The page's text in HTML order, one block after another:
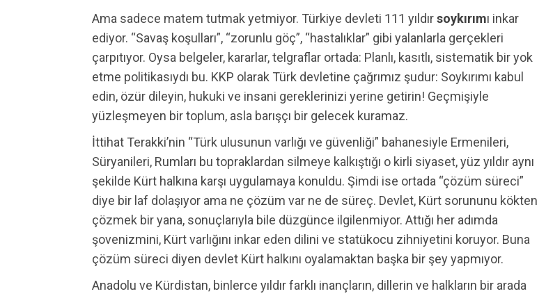
Ama sadece matem tutmak yetmiyor. Türkiye devleti 111 yıldırsoykırımı inkar
ediyor. “Savaş koşulları”, “zorunlu göç”, “hastalıklar” gibi yalanlarla gerçekleri
çarpıtıyor. Oysa belgeler, kararlar, telgraflar ortada: Planlı, kasıtlı, sistematik bir yok
etme politikasıydı bu. KKP olarak Türk devletine çağrımız şudur: Soykırımı kabul
edin, özür dileyin, hukuki ve insani gereklerinizi yerine getirin! Geçmişiyle
yüzleşmeyen bir toplum, asla barışçı bir gelecek kuramaz.
İttihat Terakki’nin “Türk ulusunun varlığı ve güvenliği” bahanesiyle Ermenileri,
Süryanileri, Rumları bu topraklardan silmeye kalkıştığı o kirli siyaset, yüz yıldır aynı
şekilde Kürt halkına karşı uygulamaya konuldu. Şimdi ise ortada “çözüm süreci”
diye bir laf dolaşıyor ama ne çözüm var ne de süreç. Devlet, Kürt sorununu kökten
çözmek bir yana, sonuçlarıyla bile düzgünce ilgilenmiyor. Attığı her adımda
şovenizmini, Kürt varlığını inkar eden dilini ve statükocu zihniyetini koruyor. Buna
çözüm süreci diyen devlet Kürt halkını oyalamaktan başka bir şey yapmıyor.
Anadolu ve Kürdistan, binlerce yıldır farklı inançların, dillerin ve halkların bir arada